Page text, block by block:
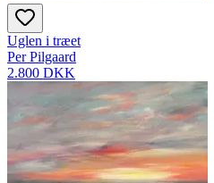
Uglen i træet
Per Pilgaard
2.800 DKK